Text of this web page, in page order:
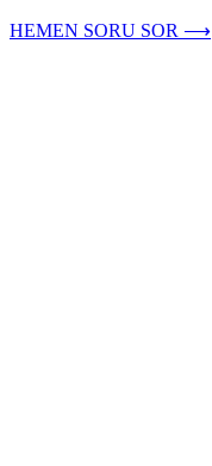
HEMEN SORU SOR ⟶